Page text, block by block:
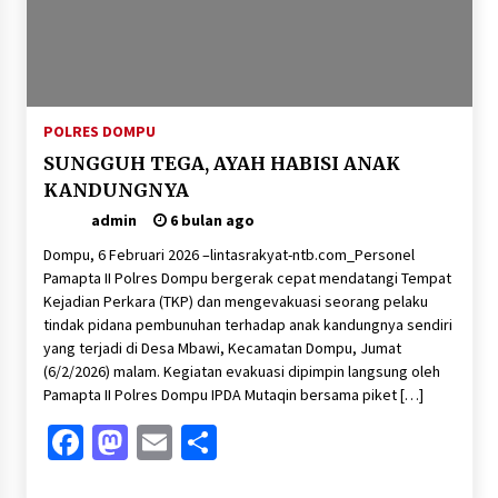
POLRES DOMPU
SUNGGUH TEGA, AYAH HABISI ANAK
KANDUNGNYA
admin
6 bulan ago
Dompu, 6 Februari 2026 –lintasrakyat-ntb.com_Personel
Pamapta II Polres Dompu bergerak cepat mendatangi Tempat
Kejadian Perkara (TKP) dan mengevakuasi seorang pelaku
tindak pidana pembunuhan terhadap anak kandungnya sendiri
yang terjadi di Desa Mbawi, Kecamatan Dompu, Jumat
(6/2/2026) malam. Kegiatan evakuasi dipimpin langsung oleh
Pamapta II Polres Dompu IPDA Mutaqin bersama piket […]
Facebook
Mastodon
EmailShare